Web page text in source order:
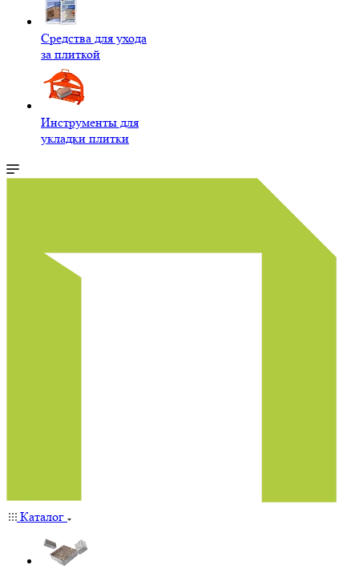
Средства для ухода
за плиткой
Инструменты для
укладки плитки
Каталог